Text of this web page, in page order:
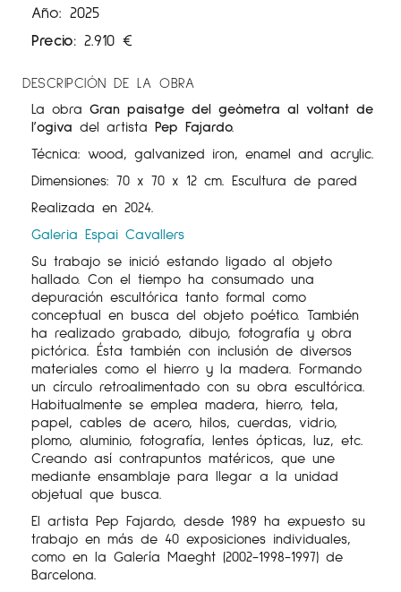
Año: 2025
Precio: 2.910 €
DESCRIPCIÓN DE LA OBRA
La obra Gran paisatge del geòmetra al voltant de
l’ogiva del artista Pep Fajardo.
Técnica: wood, galvanized iron, enamel and acrylic.
Dimensiones: 70 x 70 x 12 cm. Escultura de pared
Realizada en 2024.
Galeria Espai Cavallers
Su trabajo se inició estando ligado al objeto
hallado. Con el tiempo ha consumado una
depuración escultórica tanto formal como
conceptual en busca del objeto poético. También
ha realizado grabado, dibujo, fotografía y obra
pictórica. Ésta también con inclusión de diversos
materiales como el hierro y la madera. Formando
un círculo retroalimentado con su obra escultórica.
Habitualmente se emplea madera, hierro, tela,
papel, cables de acero, hilos, cuerdas, vidrio,
plomo, aluminio, fotografía, lentes ópticas, luz, etc.
Creando así contrapuntos matéricos, que une
mediante ensamblaje para llegar a la unidad
objetual que busca.
El artista Pep Fajardo, desde 1989 ha expuesto su
trabajo en más de 40 exposiciones individuales,
como en la Galería Maeght (2002-1998-1997) de
Barcelona.